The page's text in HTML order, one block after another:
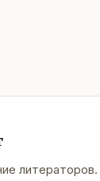
литераторов.